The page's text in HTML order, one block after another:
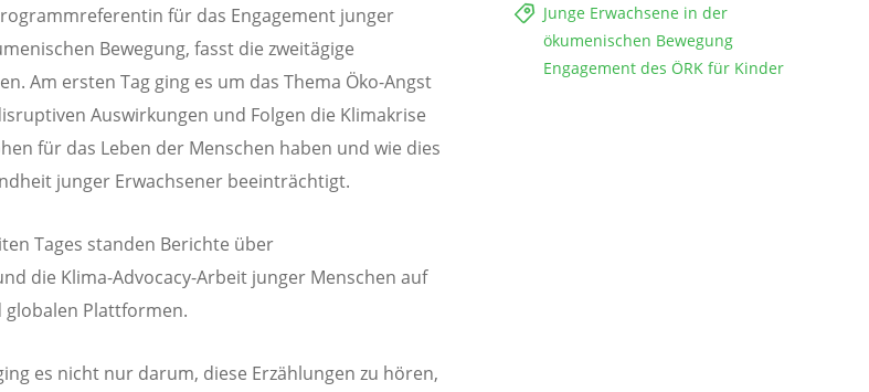
Junge Erwachsene in der
ökumenischen Bewegung
Engagement des ÖRK für Kinder
für das Engagement junger
Bewegung, fasst die zweitägige
Am ersten Tag ging es um das Thema Öko-Angst
Auswirkungen und Folgen die Klimakrise
für das Leben der Menschen haben und wie dies
junger Erwachsener beeinträchtigt.
Tages standen Berichte über
die Klima-Advocacy-Arbeit junger Menschen auf
globalen Plattformen.
es nicht nur darum, diese Erzählungen zu hören,